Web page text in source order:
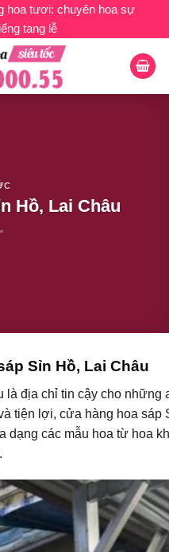
hoa tươi: chuyên hoa sự
tang lễ
Hồ, Lai Châu
Sỉn Hồ, Lai Châu
là địa chỉ tin cậy cho
tiện lợi, cửa hàng hoa
dạng các mẫu hoa từ hoa